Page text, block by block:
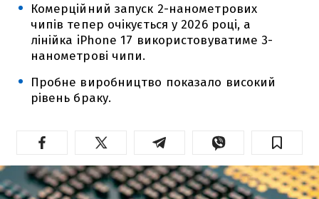
Комерційний запуск 2-нанометрових
чипів тепер очікується у 2026 році, а
лінійка iPhone 17 використовуватиме 3-
нанометрові чипи.
Пробне виробництво показало високий
рівень браку.